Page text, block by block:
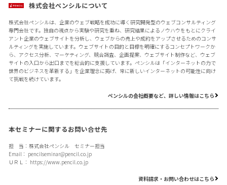
株式会社ペンシルについて
株式会社ペンシルは、企業のウェブ戦略を成功に導く研究開発型のウェブコンサルティング
専門会社です。独自の視点から実験や研究を重ね、研究結果によるノウハウをもとにクライ
アント企業のウェブサイトを分析し、ウェブからの売上や成約をアップさせるためのコンサ
ルティングを実施しています。ウェブサイトの目的と目標を明確にするコンセプトワークか
ら、アクセス分析、マーケティング、競合調査、企画提案、ウェブサイト制作など、ウェブ
サイトの入口から出口までを総合的に支援しています。ペンシルは「インターネットの力で
世界のビジネスを革新する」を企業理念に掲げ、常に新しいインターネットの可能性に向け
て挑戦を続けています。
ペンシルの会社概要など、詳しい情報はこちら
本セミナーに関するお問い合せ先
担 当：株式会社ペンシル セミナー担当
Email： pencilseminar@pencil.co.jp
ＵＲＬ： https://www.pencil.co.jp
資料請求・お問い合わせはこちら